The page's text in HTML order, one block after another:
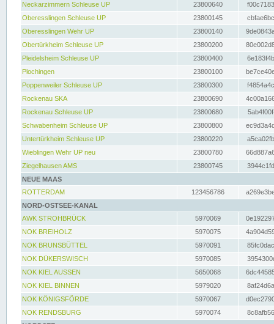
Neckarzimmern Schleuse UP
23800640
Oberesslingen Schleuse UP
23800145
Oberesslingen Wehr UP
23800140
Obertürkheim Schleuse UP
23800200
Pleidelsheim Schleuse UP
23800400
Plochingen
23800100
Poppenweiler Schleuse UP
23800300
Rockenau SKA
23800690
Rockenau Schleuse UP
23800680
Schwabenheim Schleuse UP
23800800
Untertürkheim Schleuse UP
23800220
Wieblingen Wehr UP neu
23800780
Ziegelhausen AMS
23800745
NEUE MAAS
ROTTERDAM
123456786
NORD-OSTSEE-KANAL
AWK STROHBRÜCK
5970069
NOK BREIHOLZ
5970075
NOK BRUNSBÜTTEL
5970091
NOK DÜKERSWISCH
5970085
NOK KIEL AUSSEN
5650068
NOK KIEL BINNEN
5979020
NOK KÖNIGSFÖRDE
5970067
NOK RENDSBURG
5970074